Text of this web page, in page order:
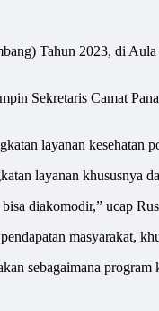
Tahun 2023, di
Sekretaris Camat
layanan kesehatan
layanan khususnya
diakomodir,” ucap
masyarakat,
sebagaimana program